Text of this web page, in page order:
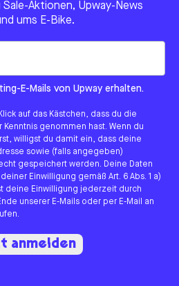
Aktionen, Upway-News
ums E-Bike.
from us?
E-Mails von Upway erhalten.
auf das Kästchen, dass du die
Kenntnis genommen hast. Wenn du
willigst du damit ein, dass deine
sowie (falls angegeben)
gespeichert werden. Deine Daten
Einwilligung gemäß Art. 6 Abs. 1 a)
deine Einwilligung jederzeit durch
unserer E-Mails oder per E-Mail an
anmelden